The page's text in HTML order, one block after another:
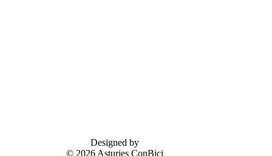
Designed by
© 2026 Asturies ConBici